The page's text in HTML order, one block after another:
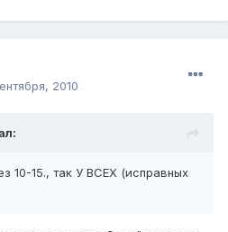
2010
10-15., так У ВСЕХ (исправных